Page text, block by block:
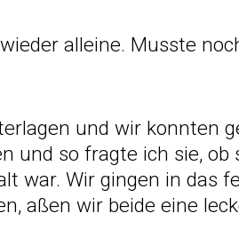
alleine. Musste
und wir konnten
und so fragte ich sie,
war. Wir gingen in das
aßen wir beide eine